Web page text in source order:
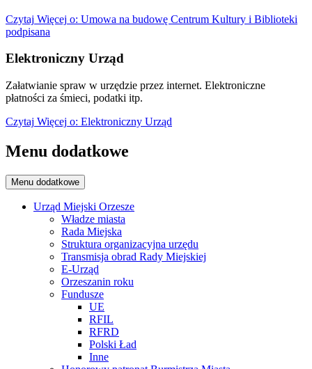
Czytaj Więcej o: Umowa na budowę Centrum Kultury i Biblioteki
podpisana
Elektroniczny Urząd
Załatwianie spraw w urzędzie przez internet. Elektroniczne
płatności za śmieci, podatki itp.
Czytaj Więcej o: Elektroniczny Urząd
Menu dodatkowe
Menu dodatkowe
Urząd Miejski Orzesze
Władze miasta
Rada Miejska
Struktura organizacyjna urzędu
Transmisja obrad Rady Miejskiej
E-Urząd
Orzeszanin roku
Fundusze
UE
RFIL
RFRD
Polski Ład
Inne